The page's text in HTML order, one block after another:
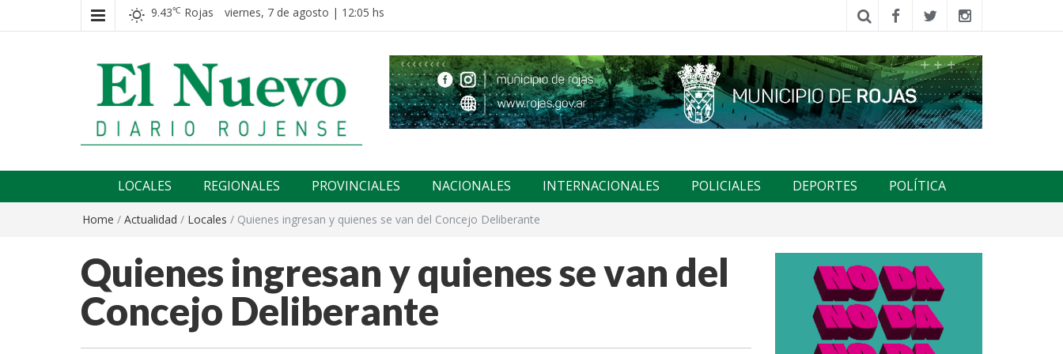
9.43℃ Rojas viernes, 7 de agosto | 12:05 hs
El nuevo rojense
LOCALES REGIONALES PROVINCIALES NACIONALES INTERNACIONALES POLICIALES DEPORTES POLÍTICA
Home / Actualidad / Locales / Quienes ingresan y quienes se van del Concejo Deliberante
Quienes ingresan y quienes se van del
Concejo Deliberante